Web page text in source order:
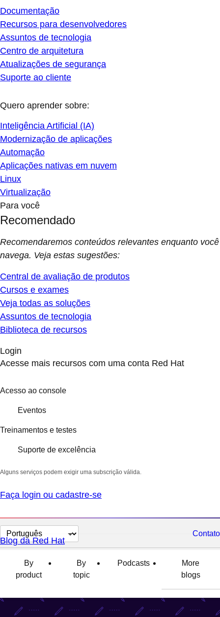
Documentação
Recursos para desenvolvedores
Assuntos de tecnologia
Centro de arquitetura
Atualizações de segurança
Suporte ao cliente
Quero aprender sobre:
Inteligência Artificial (IA)
Modernização de aplicações
Automação
Aplicações nativas em nuvem
Linux
Virtualização
Para você
Recomendado
Recomendaremos conteúdos relevantes enquanto você
navega. Veja estas sugestões:
Central de avaliação de produtos
Cursos e exames
Veja todas as soluções
Assuntos de tecnologia
Biblioteca de recursos
Login
Acesse mais recursos com uma conta Red Hat
Acesso ao console
Eventos
Treinamentos e testes
Suporte de excelência
Alguns serviços podem exigir uma subscrição válida.
Faça login ou cadastre-se
Selecionar
idioma
Contato
Blog da Red Hat
By
product
By
topic
Podcasts
More
blogs